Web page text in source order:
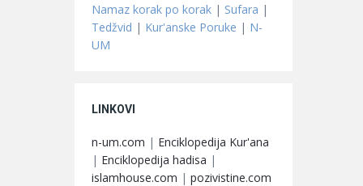
Namaz korak po korak | Sufara |
Tedžvid | Kur'anske Poruke | N-
UM
LINKOVI
n-um.com | Enciklopedija Kur'ana
| Enciklopedija hadisa |
islamhouse.com | pozivistine.com